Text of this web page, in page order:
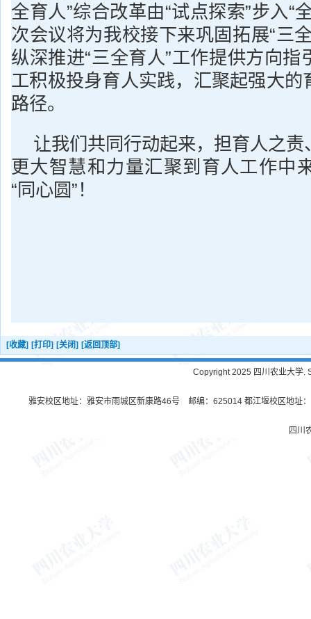
全育人”综合改革由“试点探索”步入“
次会议将为我校接下来巩固拓展“三
纵深推进“三全育人”工作提供方向指
工积极投身育人实践，汇聚起强大的
路径。
让我们共同行动起来，担育人之
更大智慧和力量汇聚到育人工作中
“同心圆”！
[收藏] [打印] [关闭] [返回顶部]
Copyright 2025 四川农业大学.
雅安校区地址：雅安市雨城区新康路46号 邮编：625014 都江堰校区地址
四川